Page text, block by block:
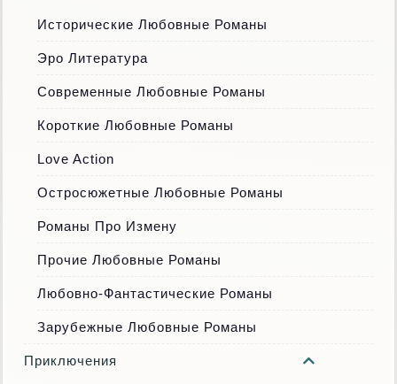
Исторические Любовные Романы
Эро Литература
Современные Любовные Романы
Короткие Любовные Романы
Love Action
Остросюжетные Любовные Романы
Романы Про Измену
Прочие Любовные Романы
Любовно-Фантастические Романы
Зарубежные Любовные Романы
Приключения